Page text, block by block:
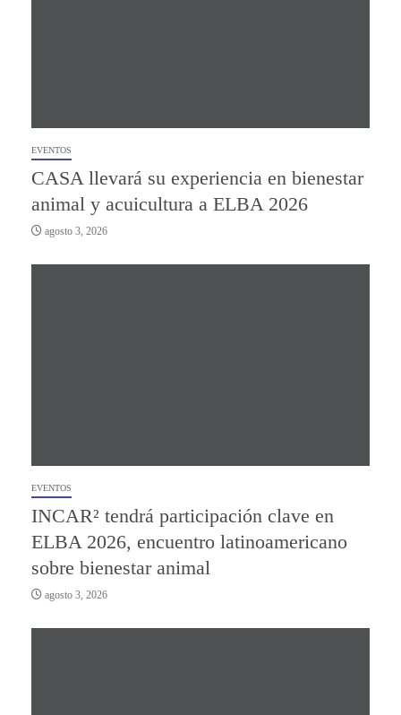
EVENTOS
CASA llevará su experiencia en bienestar
animal y acuicultura a ELBA 2026
agosto 3, 2026
EVENTOS
INCAR² tendrá participación clave en
ELBA 2026, encuentro latinoamericano
sobre bienestar animal
agosto 3, 2026